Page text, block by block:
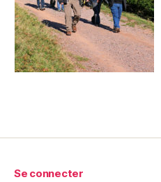
Se connecter